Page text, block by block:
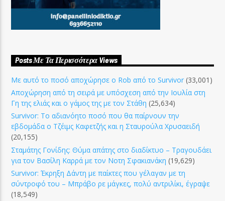
Posts Με Τα Περισσότερα Views
Με αυτό το ποσό αποχώρησε ο Rob από το Survivor (33,001)
Αποχώρηση από τη σειρά με υπόσχεση από την Ιουλία στη
Γη της ελιάς και ο γάμος της με τον Στάθη (25,634)
Survivor: Το αδιανόητο ποσό που θα παίρνουν την
εβδομάδα ο Τζέιμς Καφετζής και η Σταυρούλα Χρυσαειδή
(20,155)
Σταμάτης Γονίδης: Θύμα απάτης στο διαδίκτυο – Τραγουδάει
για τον Βασίλη Καρρά με τον Νοτη Σφακιανάκη (19,629)
Survivor: Έκρηξη Δάντη με παίκτες που γέλαγαν με τη
σύντροφό του – Μπράβο ρε μάγκες, πολύ αντριλίκι, έγραψε
(18,549)